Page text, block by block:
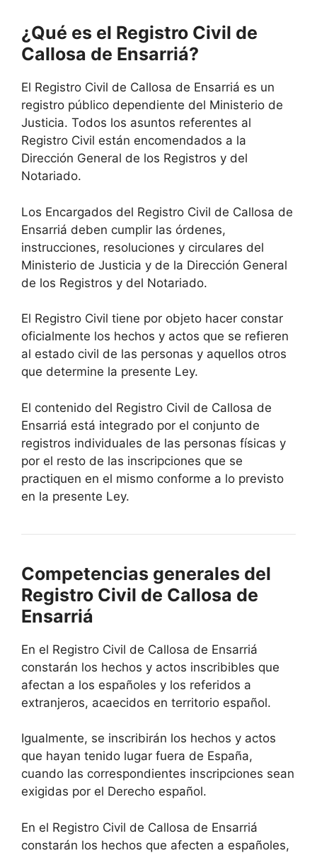
¿Qué es el Registro Civil de
Callosa de Ensarriá?
El Registro Civil de Callosa de Ensarriá es un
registro público dependiente del Ministerio de
Justicia. Todos los asuntos referentes al
Registro Civil están encomendados a la
Dirección General de los Registros y del
Notariado.
Los Encargados del Registro Civil de Callosa de
Ensarriá deben cumplir las órdenes,
instrucciones, resoluciones y circulares del
Ministerio de Justicia y de la Dirección General
de los Registros y del Notariado.
El Registro Civil tiene por objeto hacer constar
oficialmente los hechos y actos que se refieren
al estado civil de las personas y aquellos otros
que determine la presente Ley.
El contenido del Registro Civil de Callosa de
Ensarriá está integrado por el conjunto de
registros individuales de las personas físicas y
por el resto de las inscripciones que se
practiquen en el mismo conforme a lo previsto
en la presente Ley.
Competencias generales del
Registro Civil de Callosa de
Ensarriá
En el Registro Civil de Callosa de Ensarriá
constarán los hechos y actos inscribibles que
afectan a los españoles y los referidos a
extranjeros, acaecidos en territorio español.
Igualmente, se inscribirán los hechos y actos
que hayan tenido lugar fuera de España,
cuando las correspondientes inscripciones sean
exigidas por el Derecho español.
En el Registro Civil de Callosa de Ensarriá
constarán los hechos que afecten a españoles,